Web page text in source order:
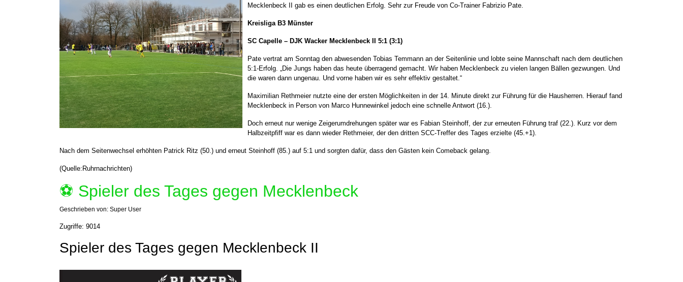
Mecklenbeck II gab es einen deutlichen Erfolg. Sehr zur Freude von Co-Trainer Fabrizio Pate.
Kreisliga B3 Münster
SC Capelle – DJK Wacker Mecklenbeck II 5:1 (3:1)
Pate vertrat am Sonntag den abwesenden Tobias Temmann an der Seitenlinie und lobte seine Mannschaft nach dem deutlichen
5:1-Erfolg. „Die Jungs haben das heute überragend gemacht. Wir haben Mecklenbeck zu vielen langen Bällen gezwungen. Und
die waren dann ungenau. Und vorne haben wir es sehr effektiv gestaltet.“
Maximilian Rethmeier nutzte eine der ersten Möglichkeiten in der 14. Minute direkt zur Führung für die Hausherren. Hierauf fand
Mecklenbeck in Person von Marco Hunnewinkel jedoch eine schnelle Antwort (16.).
Doch erneut nur wenige Zeigerumdrehungen später war es Fabian Steinhoff, der zur erneuten Führung traf (22.). Kurz vor dem
Halbzeitpfiff war es dann wieder Rethmeier, der den dritten SCC-Treffer des Tages erzielte (45.+1).
Nach dem Seitenwechsel erhöhten Patrick Ritz (50.) und erneut Steinhoff (85.) auf 5:1 und sorgten dafür, dass den Gästen kein Comeback gelang.
(Quelle:Ruhrnachrichten)
⚽️ Spieler des Tages gegen Mecklenbeck
Geschrieben von: Super User
Zugriffe: 9014
Spieler des Tages gegen Mecklenbeck II